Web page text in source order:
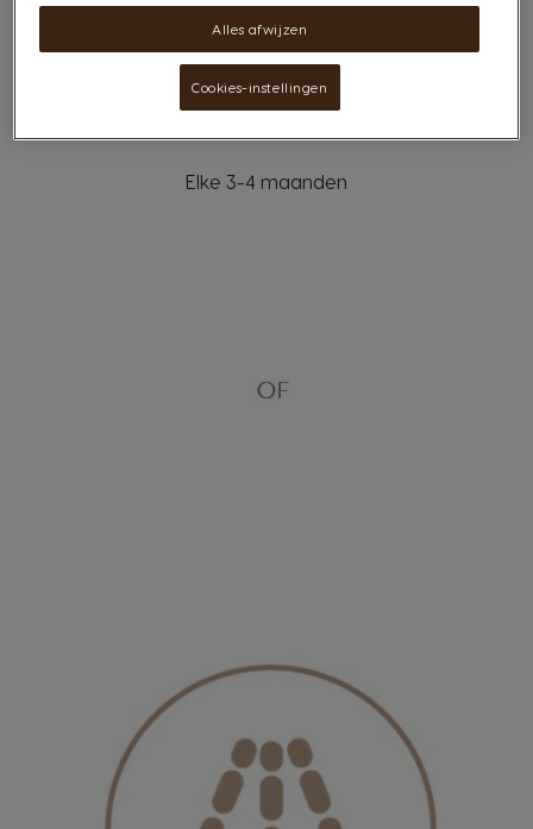
Elke 3-4 maanden
Alles afwijzen
Cookies-instellingen